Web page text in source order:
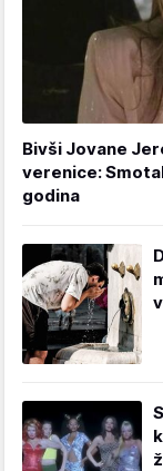
Bivši Jovane
verenice:
godina